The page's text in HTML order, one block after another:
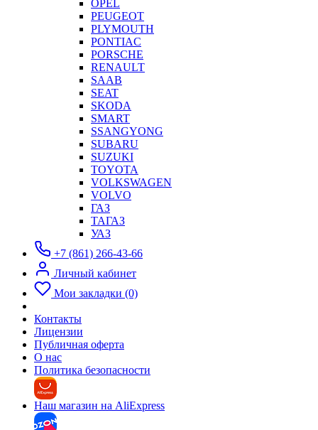
OPEL
PEUGEOT
PLYMOUTH
PONTIAC
PORSCHE
RENAULT
SAAB
SEAT
SKODA
SMART
SSANGYONG
SUBARU
SUZUKI
TOYOTA
VOLKSWAGEN
VOLVO
ГАЗ
ТАГАЗ
УАЗ
+7 (861) 266-43-66
Личный кабинет
Мои закладки (0)
Контакты
Лицензии
Публичная оферта
О нас
Политика безопасности
Наш магазин на AliExpress